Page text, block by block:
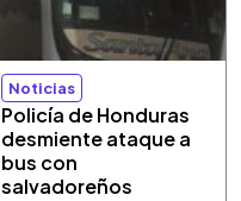
Noticias
Policía de Honduras
desmiente ataque a
bus con
salvadoreños